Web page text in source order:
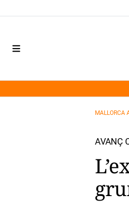
MALLORCA
AVANÇ